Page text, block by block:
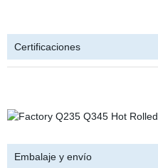
Certificaciones
Embalaje y envío